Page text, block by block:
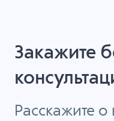
Закажите
Расскажите